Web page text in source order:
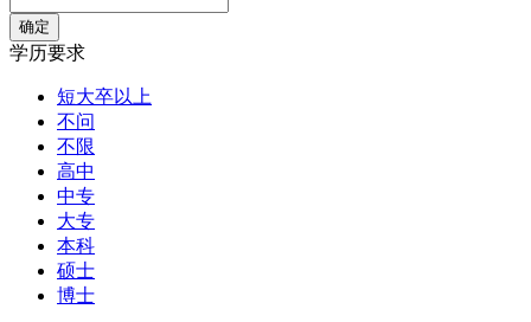
学历要求
短大卒以上
不问
不限
高中
中专
大专
本科
硕士
博士